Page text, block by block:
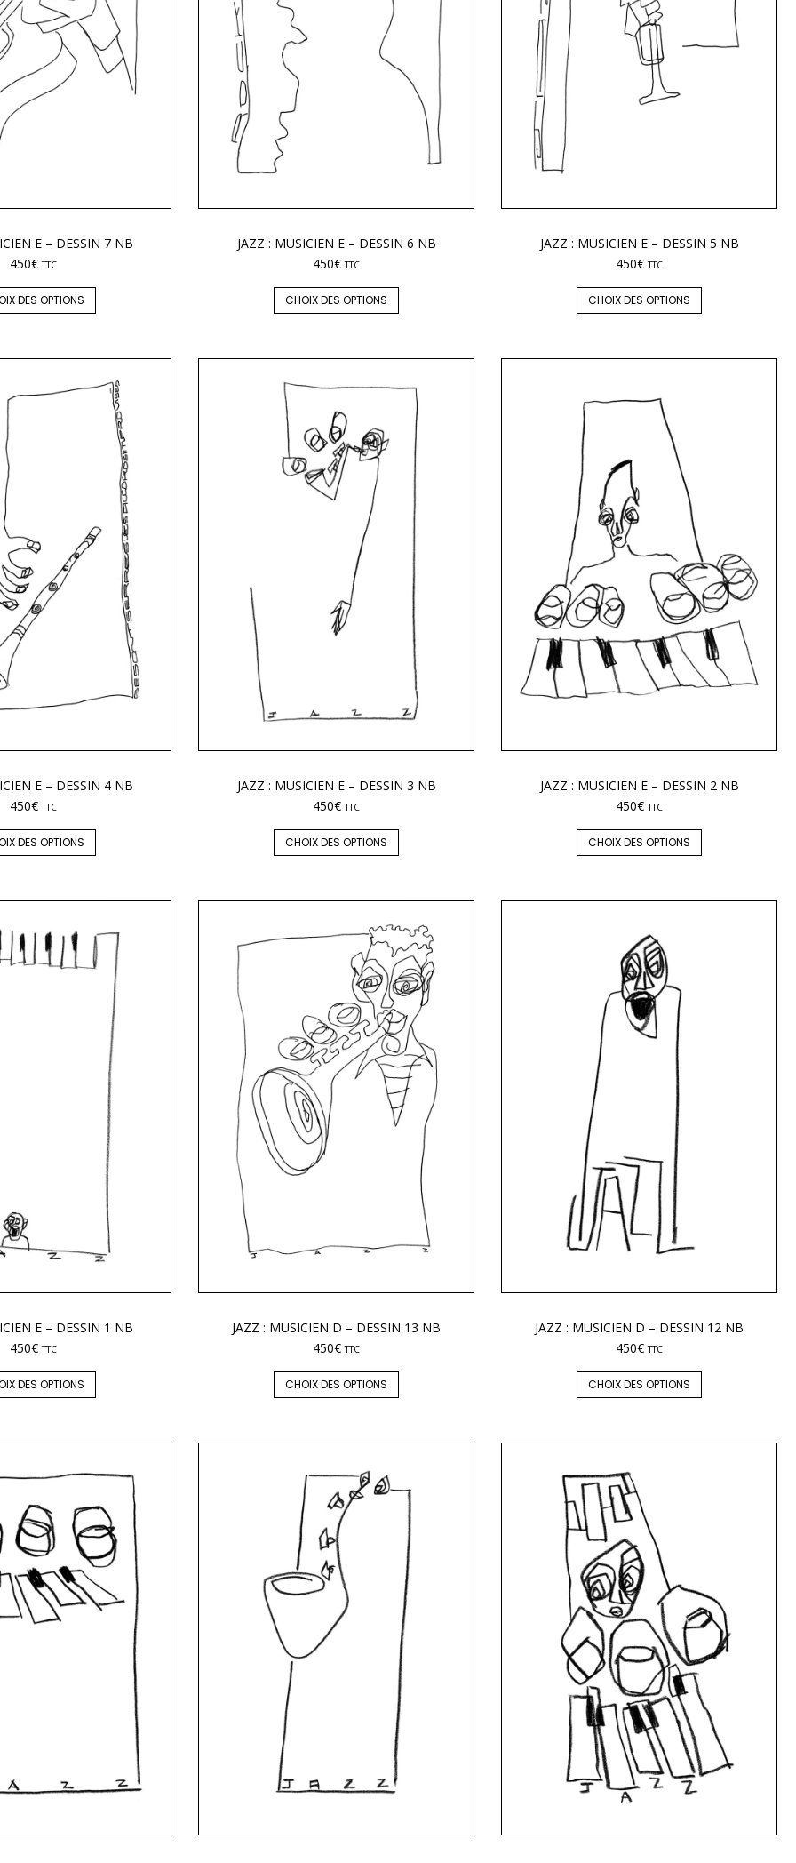
E – DESSIN 7 NB
450€ TTC
DES OPTIONS
JAZZ : MUSICIEN E – DESSIN 6 NB
450€ TTC
CHOIX DES OPTIONS
JAZZ : MUSICIEN E – DESSIN 5 NB
450€ TTC
CHOIX DES OPTIONS
E – DESSIN 4 NB
450€ TTC
DES OPTIONS
JAZZ : MUSICIEN E – DESSIN 3 NB
450€ TTC
CHOIX DES OPTIONS
JAZZ : MUSICIEN E – DESSIN 2 NB
450€ TTC
CHOIX DES OPTIONS
E – DESSIN 1 NB
450€ TTC
DES OPTIONS
JAZZ : MUSICIEN D – DESSIN 13 NB
450€ TTC
CHOIX DES OPTIONS
JAZZ : MUSICIEN D – DESSIN 12 NB
450€ TTC
CHOIX DES OPTIONS